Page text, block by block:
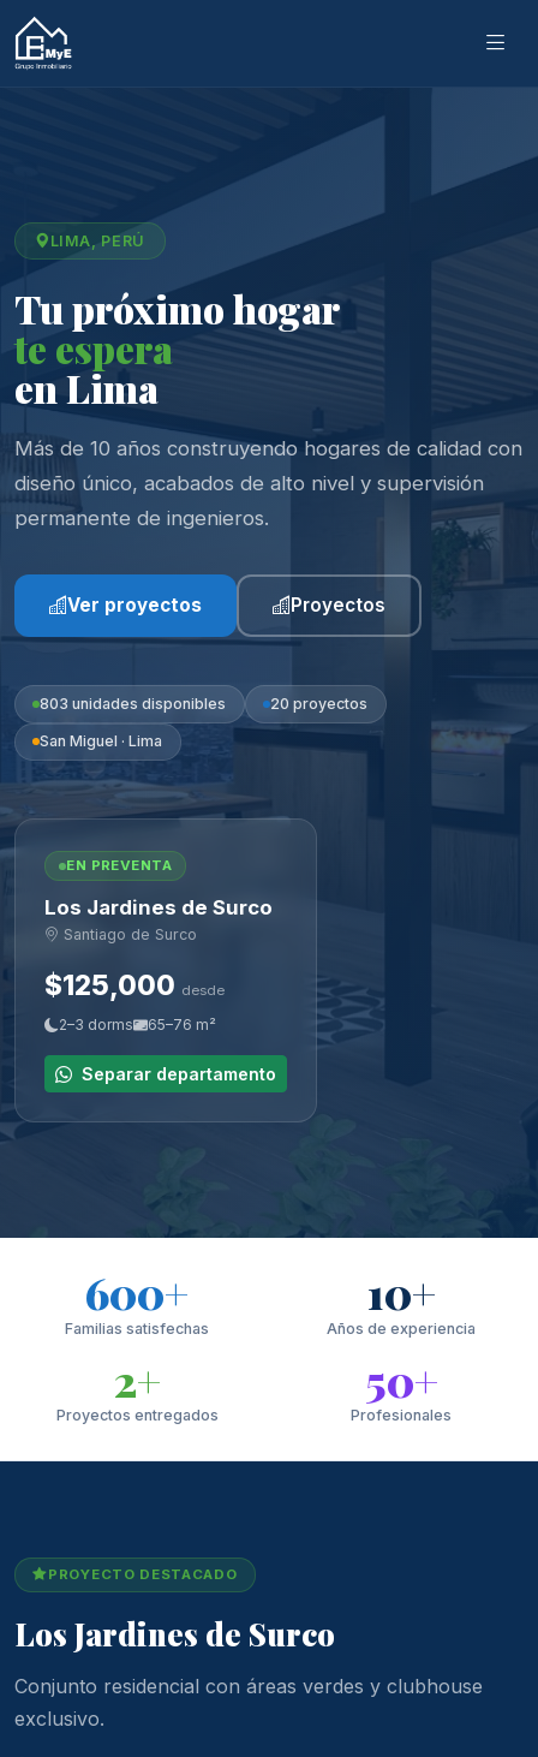
LIMA, PERÚ
Tu próximo hogar
te espera
en Lima
Más de 10 años construyendo hogares de calidad con
diseño único, acabados de alto nivel y supervisión
permanente de ingenieros.
Ver proyectos Proyectos
803 unidades disponibles 20 proyectos
San Miguel · Lima
EN PREVENTA
Los Jardines de Surco
Santiago de Surco
$125,000 desde
2–3 dorms 65–76 m²
Separar departamento
600+
Familias satisfechas
10+
Años de experiencia
2+
Proyectos entregados
50+
Profesionales
PROYECTO DESTACADO
Los Jardines de Surco
Conjunto residencial con áreas verdes y clubhouse
exclusivo.